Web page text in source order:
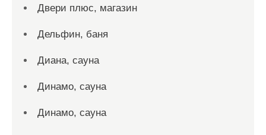
Двери плюс, магазин
Дельфин, баня
Диана, сауна
Динамо, сауна
Динамо, сауна